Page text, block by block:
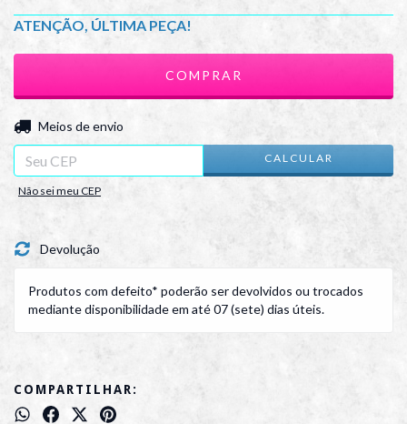
ATENÇÃO, ÚLTIMA PEÇA!
Entregas para o CEP:
Meios de envio
CALCULAR
Não sei meu CEP
Devolução
Produtos com defeito* poderão ser devolvidos ou trocados
mediante disponibilidade em até 07 (sete) dias úteis.
COMPARTILHAR: